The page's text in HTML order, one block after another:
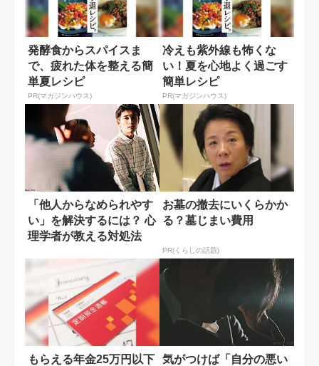
発酵食からスパイスま
で、疲れた体を整える簡
単夏レシピ
PR(マガジンハウス)
冷えも紫外線も怖くな
い！夏を心地よく過ごす
簡単レシピ
PR(マガジンハウス)
「他人からなめられやす
い」を解決するには？ 心
理学者が教える対処法
お墓の撤去にいくらかか
る？墓じまい費用
PR(くらしの話題)
もらえる年金25万円以下
気がつけば「自分の悪い